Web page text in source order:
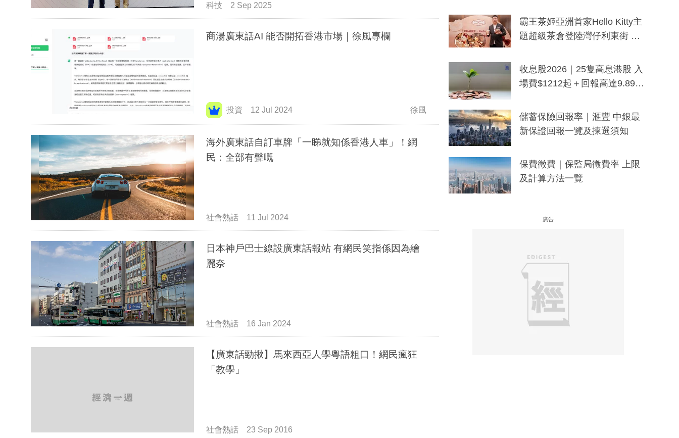
科技 2 Sep 2025
商湯廣東話AI 能否開拓香港市場｜徐風專欄
投資 12 Jul 2024 徐風
海外廣東話自訂車牌「一睇就知係香港人車」！網
民：全部有聲嘅
社會熱話 11 Jul 2024
日本神戶巴士線設廣東話報站 有網民笑指係因為繪
麗奈
社會熱話 16 Jan 2024
【廣東話勁揪】馬來西亞人學粵語粗口！網民瘋狂
「教學」
社會熱話 23 Sep 2016
分鐘生成「貼地」宣傳短片
霸王茶姬亞洲首家Hello Kitty主
題超級茶倉登陸灣仔利東街 推
y及香港限定特調系列
收息股2026｜25隻高息港股 入
場費$1212起＋回報高達9.89
儲蓄保險回報率｜滙豐 中銀最
新保證回報一覽及揀選須知
保費徵費｜保監局徵費率 上限
及計算方法一覽
廣告